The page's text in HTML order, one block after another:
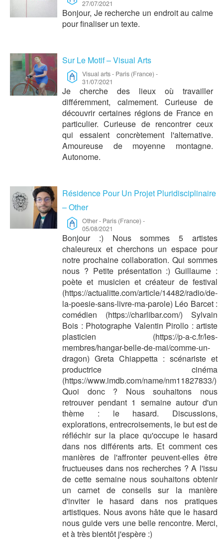
27/07/2021
Bonjour, Je recherche un endroit au calme
pour finaliser un texte.
Sur Le Motif – Visual Arts
Visual arts- Paris (France) -
31/07/2021
Je cherche des lieux où travailler
différemment, calmement. Curieuse de
découvrir certaines régions de France en
particulier. Curieuse de rencontrer ceux
qui essaient concrètement l'alternative.
Amoureuse de moyenne montagne.
Autonome.
Résidence Pour Un Projet Pluridisciplinaire
– Other
Other- Paris (France) -
05/08/2021
Bonjour :) Nous sommes 5 artistes
chaleureux et cherchons un espace pour
notre prochaine collaboration. Qui sommes
nous ? Petite présentation :) Guillaume :
poète et musicien et créateur de festival
(https://actualitte.com/article/14482/radio/de-
la-poesie-sans-livre-ma-parole) Léo Barcet :
comédien (https://charlibar.com/) Sylvain
Bois : Photographe Valentin Pirollo : artiste
plasticien (https://p-a-c.fr/les-
membres/hangar-belle-de-mai/comme-un-
dragon) Greta Chiappetta : scénariste et
productrice cinéma
(https://www.imdb.com/name/nm11827833/)
Quoi donc ? Nous souhaitons nous
retrouver pendant 1 semaine autour d'un
thème : le hasard. Discussions,
explorations, entrecroisements, le but est de
réfléchir sur la place qu'occupe le hasard
dans nos différents arts. Et comment ces
manières de l'affronter peuvent-elles être
fructueuses dans nos recherches ? A l'issu
de cette semaine nous souhaitons obtenir
un carnet de conseils sur la manière
d'inviter le hasard dans nos pratiques
artistiques. Nous avons hâte que le hasard
nous guide vers une belle rencontre. Merci,
et à très bientôt j'espère :)